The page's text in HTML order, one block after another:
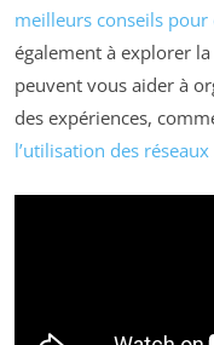
meilleurs conseils
également à explorer
peuvent vous aider à
des expériences,
l’utilisation des